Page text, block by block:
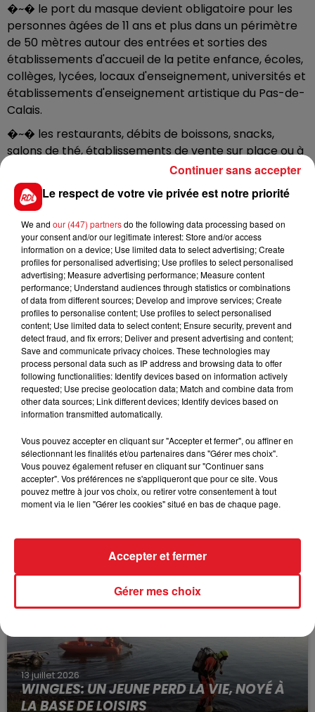
�~�️ le port du masque devient obligatoire pour les
personnes âgées de 11 ans et plus dans un périmètre
de 50 mètres autour des entrées et sorties des
établissements d'accueil de la petite enfance, écoles,
collèges, lycées, locaux d'enseignement, universités et
établissements d'enseignement artistique du Pas-de-
Calais.
�~�️ les restaurants, débits de boissons, snacks,
salons de thé, établissements de vente sur place ou à
emporter d'alcool ou d'aliments à consommer
immédiatement, ainsi que les commerces
d'alimentation générale doivent fermer chaque nuit,
de 00:30 à 06:00.
Le préfet du Pas-de-Calais rappelle une nouvelle fois
l'importance des gestes barrières et invite chacun à
la responsabilité pour lutter contre la propagation du
virus.
FIL D'ACTUS
15 juillet 2026
BÉTHUNE: ENQUÊTE POUR HOMICIDE
à des prostituées
13 juillet 2026
WINGLES: UN JEUNE PERD LA VIE, NOYÉ À
LA BASE DE LOISIRS
Le respect de votre vie privée est notre priorité
We and our (447) partnersdo the following data processing based on
your consent and/or our legitimate interest: Store and/or access
information on a device; Use limited data to select advertising; Create
profiles for personalised advertising; Use profiles to select personalised
advertising; Measure advertising performance; Measure content
performance; Understand audiences through statistics or combinations
of data from different sources; Develop and improve services; Create
profiles to personalise content; Use profiles to select personalised
content; Use limited data to select content; Ensure security, prevent and
detect fraud, and fix errors; Deliver and present advertising and content;
Save and communicate privacy choices. These technologies may
process personal data such as IP address and browsing data to offer
following functionalities: Identify devices based on information actively
requested; Use precise geolocation data; Match and combine data from
other data sources; Link different devices; Identify devices based on
information transmitted automatically.
Vous pouvez accepter en cliquant sur "Accepter et fermer", ou affiner en
sélectionnant les finalités et/ou partenaires dans "Gérer mes choix".
Vous pouvez également refuser en cliquant sur "Continuer sans
accepter". Vos préférences ne s'appliqueront que pour ce site. Vous
pouvez mettre à jour vos choix, ou retirer votre consentement à tout
moment via le lien "Gérer les cookies" situé en bas de chaque page.
Gérer mes choix
Accepter et fermer
Continuer sans accepter